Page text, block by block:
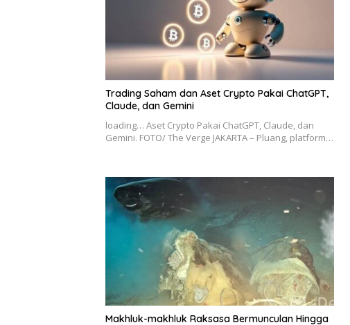
Trading Saham dan Aset Crypto Pakai ChatGPT,
Claude, dan Gemini
loading… Aset Crypto Pakai ChatGPT, Claude, dan
Gemini. FOTO/ The Verge JAKARTA – Pluang, platform…
Makhluk-makhluk Raksasa Bermunculan Hingga